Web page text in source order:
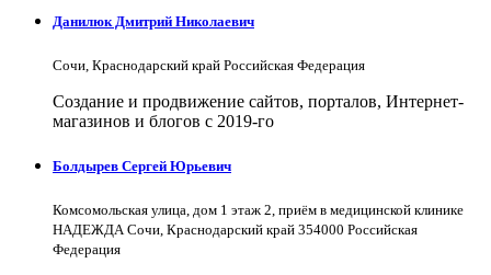
Данилюк Дмитрий Николаевич
Сочи, Краснодарский край Российская Федерация
Создание и продвижение сайтов, порталов, Интернет-
магазинов и блогов с 2019-го
Болдырев Сергей Юрьевич
Комсомольская улица, дом 1 этаж 2, приём в медицинской клинике
НАДЕЖДА Сочи, Краснодарский край 354000 Российская
Федерация